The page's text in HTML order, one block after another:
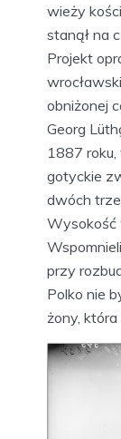
wieży
stanął na
Projekt
obniżonej
Georg
1887
gotyckie
dwóch
Wysokość
przy
Polko nie
żony,